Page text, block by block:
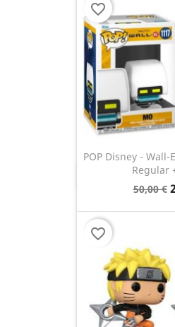
POP Disney -
Regular
50,00 €

favorite_border
favorite_border